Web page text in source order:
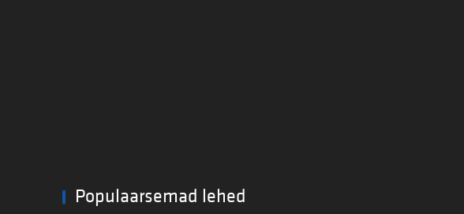
Populaarsemad lehed